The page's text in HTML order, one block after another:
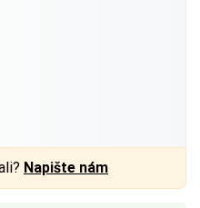
Napište nám